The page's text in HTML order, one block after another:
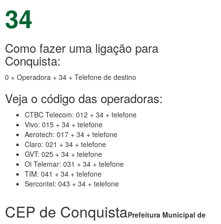
34
Como fazer uma ligação para
Conquista:
0 + Operadora + 34 + Telefone de destino
Veja o código das operadoras:
CTBC Telecom: 012 + 34 + telefone
Vivo: 015 + 34 + telefone
Aerotech: 017 + 34 + telefone
Claro: 021 + 34 + telefone
GVT: 025 + 34 + telefone
Oi Telemar: 031 + 34 + telefone
TIM: 041 + 34 + telefone
Sercontel: 043 + 34 + telefone
CEP de ConquistaPrefeitura Municipal de